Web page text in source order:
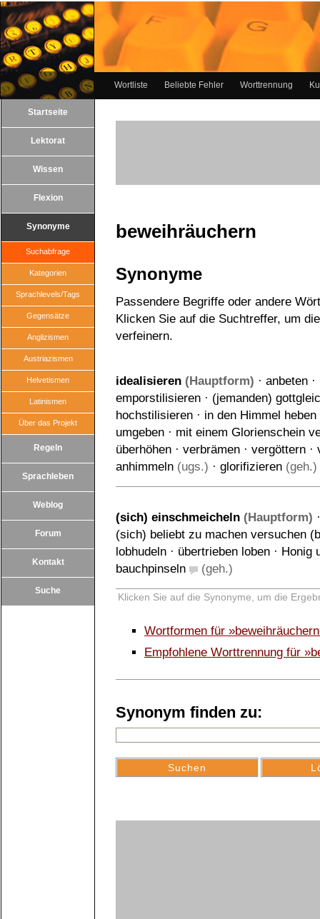
Wortliste Beliebte Fehler Worttrennung
Startseite
Lektorat
Wissen
Flexion
Synonyme
Suchabfrage
Kategorien
Sprachlevels/Tags
Gegensätze
Anglizismen
Austriazismen
Helvetismen
Latinismen
Über das Projekt
Regeln
Sprachleben
Weblog
Forum
Kontakt
Suche
beweihräuchern
Synonyme
Passendere Begriffe oder andere
Klicken Sie auf die Suchtreffer, um
verfeinern.
idealisieren (Hauptform) · anbeten ·
emporstilisieren · (jemanden)
hochstilisieren · in den Himmel heben
umgeben · mit einem Glorienschein
überhöhen · verbrämen · vergöttern ·
anhimmeln (ugs.) · glorifizieren (geh.)
(sich) einschmeicheln (Hauptform)
(sich) beliebt zu machen versuchen
lobhudeln · übertrieben loben · Honig
bauchpinseln
(geh.)
Klicken Sie auf die Synonyme, um die
Wortformen für
Empfohlene Worttrennung für
Synonym finden zu: